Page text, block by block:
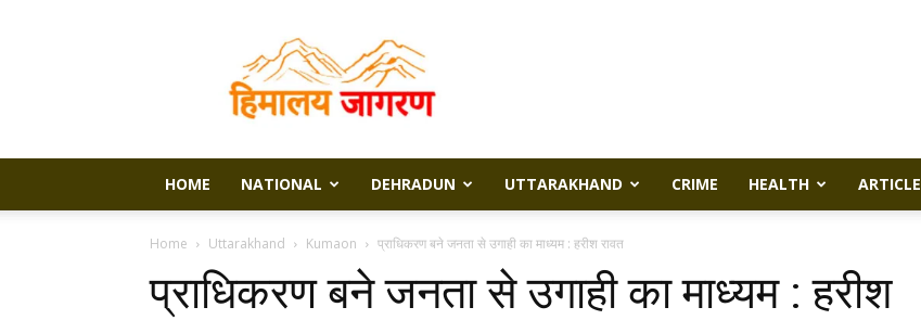
Himalaya
Jagran
HOME NATIONAL DEHRADUN UTTARAKHAND CRIME HEALTH ARTICLE
Home Uttarakhand Kumaon प्राधिकरण बने जनता से उगाही का माध्यम : हरीश रावत
प्राधिकरण बने जनता से उगाही का माध्यम : हरीश